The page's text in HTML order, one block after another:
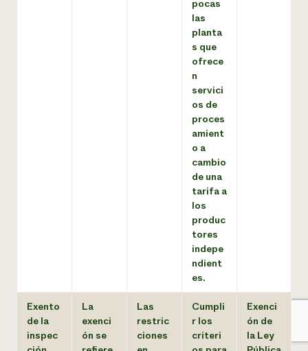
pocas
las
planta
s que
ofrece
n
servici
os de
proces
amient
o a
cambio
de una
tarifa a
los
produc
tores
indepe
ndient
es.
Exento
de la
inspec
La
exenci
ón se
Las
restric
ciones
Cumpli
r los
criteri
Exenci
ón de
la Ley